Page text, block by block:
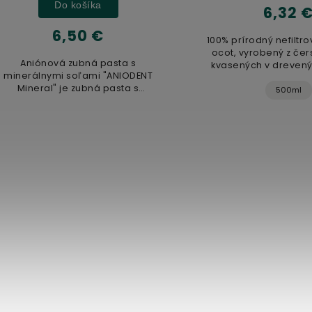
6,50 €
Do košíka
zubná pasta s
soľami "ANIODENT
je zubná pasta s
6,32 €
100% prírodný nefiltrovaný
ocot, vyrobený z
kvasených v drevených